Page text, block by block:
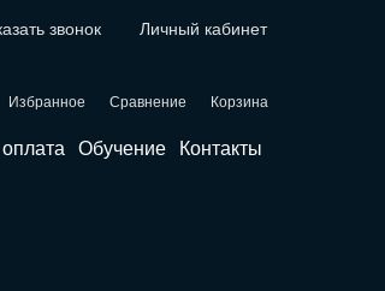
Личный кабинет
звонок
Корзина
Сравнение
Избранное
Обучение Контакты